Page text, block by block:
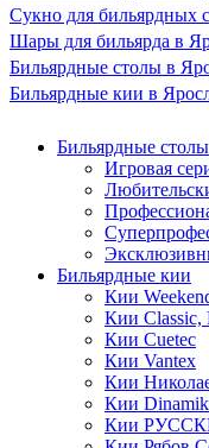
Сукно для бильярдных
Шары для бильярда в
Бильярдные столы в
Бильярдные кии в
Бильярдные столы
Игровая
Бильярдные кии
Кии
Кии Classic,
Кии Cuetec
Кии Vantex
Кии
Кии
Кии